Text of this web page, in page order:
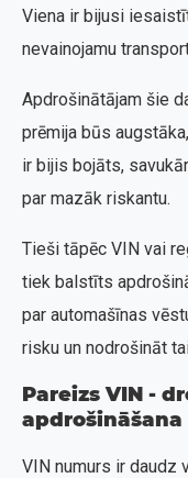
Viena ir bijusi
nevainojamu
Apdrošinātājam šie
prēmija būs
ir bijis bojāts,
par mazāk riskantu.
Tieši tāpēc VIN vai
tiek balstīts
par automašīnas
risku un nodrošināt
Pareizs VIN -
VIN numurs ir daudz